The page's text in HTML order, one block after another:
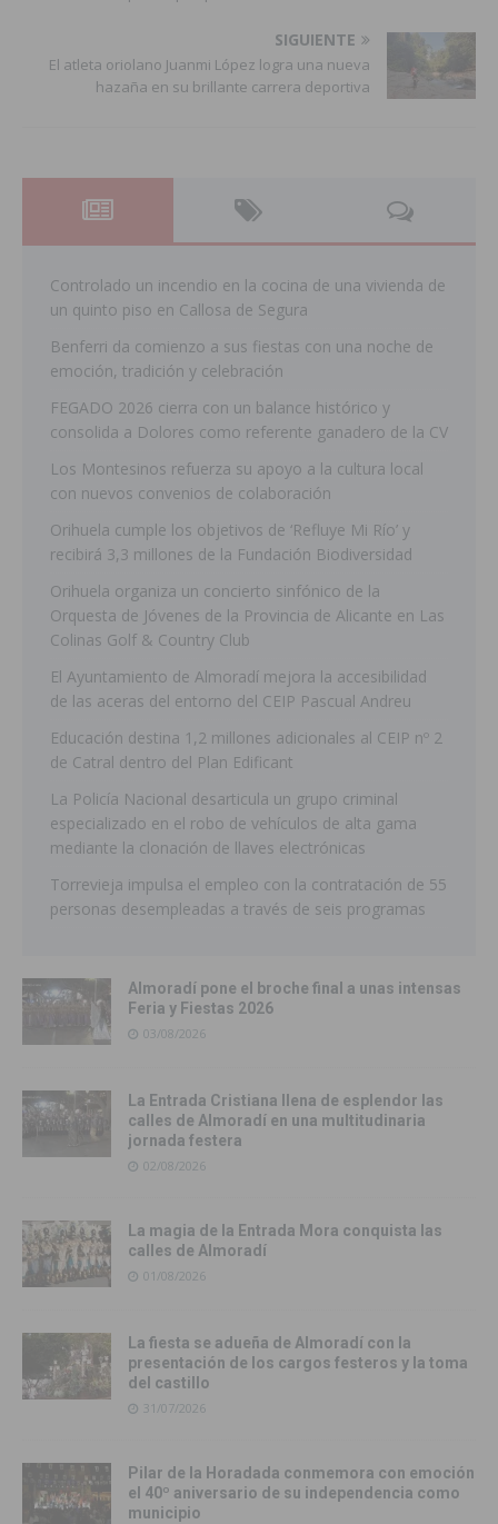
SIGUIENTE
El atleta oriolano Juanmi López logra una nueva
hazaña en su brillante carrera deportiva
Controlado un incendio en la cocina de una vivienda de
un quinto piso en Callosa de Segura
Benferri da comienzo a sus fiestas con una noche de
emoción, tradición y celebración
FEGADO 2026 cierra con un balance histórico y
consolida a Dolores como referente ganadero de la CV
Los Montesinos refuerza su apoyo a la cultura local
con nuevos convenios de colaboración
Orihuela cumple los objetivos de ‘Refluye Mi Río’ y
recibirá 3,3 millones de la Fundación Biodiversidad
Orihuela organiza un concierto sinfónico de la
Orquesta de Jóvenes de la Provincia de Alicante en Las
Colinas Golf & Country Club
El Ayuntamiento de Almoradí mejora la accesibilidad
de las aceras del entorno del CEIP Pascual Andreu
Educación destina 1,2 millones adicionales al CEIP nº 2
de Catral dentro del Plan Edificant
La Policía Nacional desarticula un grupo criminal
especializado en el robo de vehículos de alta gama
mediante la clonación de llaves electrónicas
Torrevieja impulsa el empleo con la contratación de 55
personas desempleadas a través de seis programas
Almoradí pone el broche final a unas intensas
Feria y Fiestas 2026
03/08/2026
La Entrada Cristiana llena de esplendor las
calles de Almoradí en una multitudinaria
jornada festera
02/08/2026
La magia de la Entrada Mora conquista las
calles de Almoradí
01/08/2026
La fiesta se adueña de Almoradí con la
presentación de los cargos festeros y la toma
del castillo
31/07/2026
Pilar de la Horadada conmemora con emoción
el 40º aniversario de su independencia como
municipio